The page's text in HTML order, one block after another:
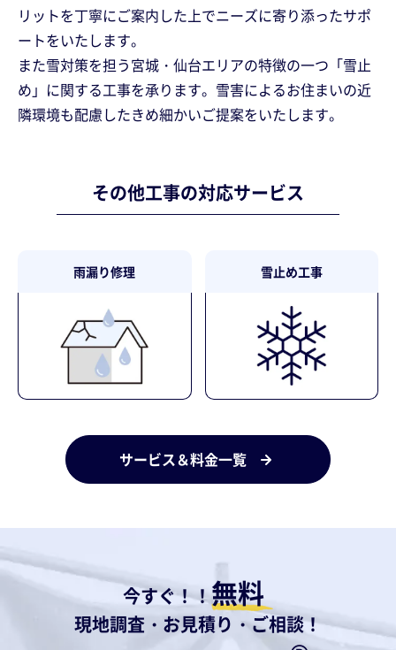
リットを丁寧にご案内した上でニーズに寄り添ったサポ
ートをいたします。
また雪対策を担う宮城・仙台エリアの特徴の一つ「雪止
め」に関する工事を承ります。雪害によるお住まいの近
隣環境も配慮したきめ細かいご提案をいたします。
その他工事の対応サービス
雨漏り修理 雪止め工事
サービス＆料金一覧
今すぐ！！無料
現地調査・お見積り・ご相談！